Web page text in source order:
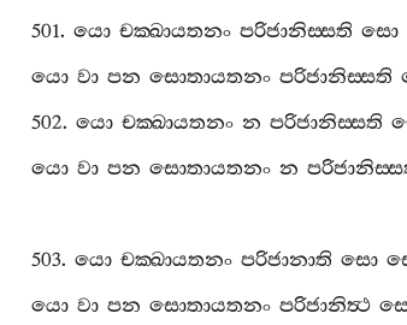
501. යො චක‍්ඛායතනං පරිජානිස‍්සති සො
යො වා පන සොතායතනං පරිජානිස‍්සති
502. යො චක‍්ඛායතනං න පරිජානිස‍්සති
යො වා පන සොතායතනං න
503. යො චක‍්ඛායතනං පරිජානාති සො
යො වා පන සොතායතනං පරිජානිත්‍ථ